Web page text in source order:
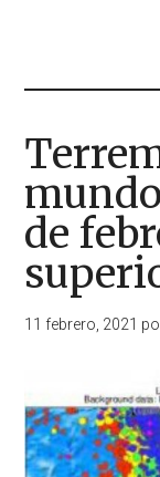
de
11 febrero, 2021